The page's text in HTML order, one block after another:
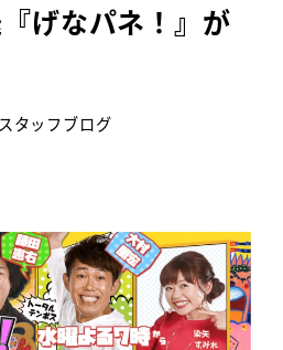
げなパネ！』が
リー
スタッフブログ